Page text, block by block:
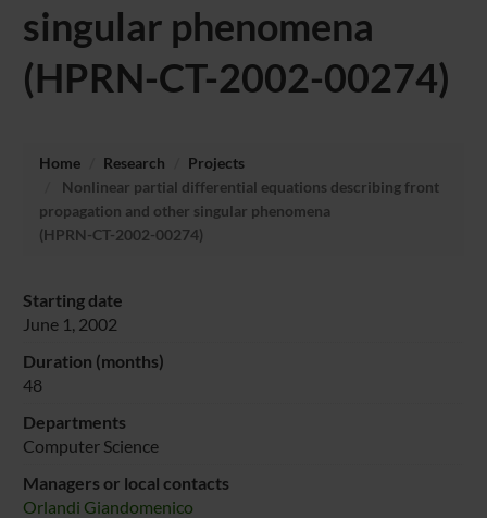
singular phenomena
(HPRN-CT-2002-00274)
Home Research
Projects
Nonlinear partial differential equations describing front
propagation and other singular phenomena
(HPRN-CT-2002-00274)
Starting date
June 1, 2002
Duration (months)
48
Departments
Computer Science
Managers or local contacts
Orlandi Giandomenico